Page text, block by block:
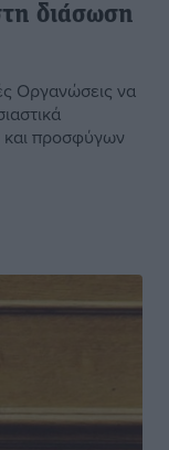
διάσωση
Οργανώσεις να
και προσφύγων